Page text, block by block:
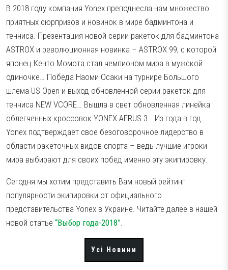
Сумки для ракеток
М’ячі для тенісу
Намотки
Аксесуари
Тестові ракетки
Гравці Yonex
Струни для бадмінтону
Сумки для ракеток
Аксесуари
Волани
Намотки
Гравці Yonex
Аксесуари
Новини
Партнерство
SALE
В 2018 году компания Yonex преподнесла нам множество
приятных сюрпризов и новинок в мире бадминтона и
тенниса. Презентация новой серии ракеток для бадминтона
ASTROX и революционная новинка – ASTROX 99, с которой
японец Кенто Момота стал чемпионом мира в мужской
одиночке… Победа Наоми Осаки на турнире Большого
шлема US Open и выход обновленной серии ракеток для
тенниса NEW VCORE… Вышла в свет обновленная линейка
облегченных кроссовок YONEX AERUS 3… Из года в год
Yonex подтверждает свое безоговорочное лидерство в
области ракеточных видов спорта – ведь лучшие игроки
мира выбирают для своих побед именно эту экипировку.
Сегодня мы хотим представить Вам новый рейтинг
популярности экипировки от официального
представительства Yonex в Украине. Читайте далее в нашей
новой статье “Выбор года-2018”.
Усі Новини